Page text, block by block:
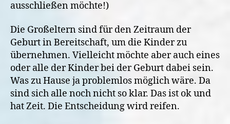
ausschließen möchte!)
Die Großeltern sind für den Zeitraum der
Geburt in Bereitschaft, um die Kinder zu
übernehmen. Vielleicht möchte aber auch eines
oder alle der Kinder bei der Geburt dabei sein.
Was zu Hause ja problemlos möglich wäre. Da
sind sich alle noch nicht so klar. Das ist ok und
hat Zeit. Die Entscheidung wird reifen.